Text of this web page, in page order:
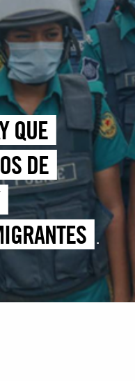
QUE
DE